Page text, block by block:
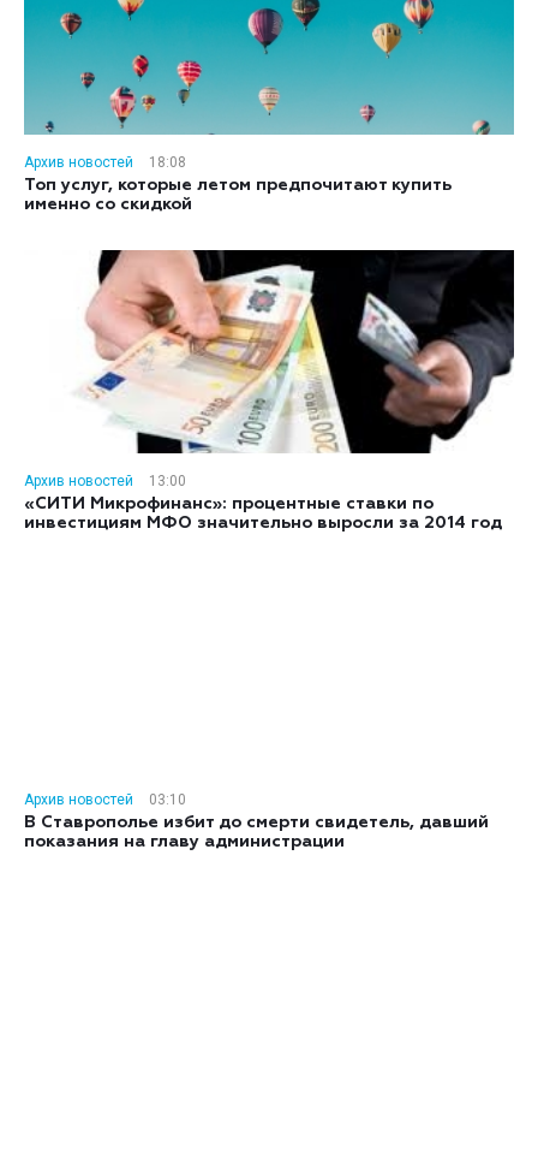
Архив новостей
18:08
Топ услуг, которые летом предпочитают купить
именно со скидкой
Архив новостей
13:00
«СИТИ Микрофинанс»: процентные ставки по
инвестициям МФО значительно выросли за 2014 год
Архив новостей
03:10
В Ставрополье избит до смерти свидетель, давший
показания на главу администрации